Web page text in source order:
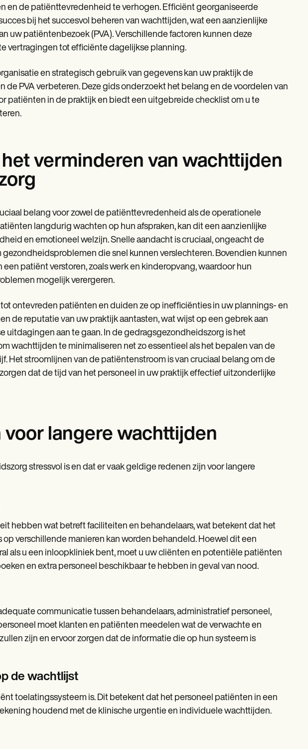
en de patiënttevredenheid te verhogen. Efficiënt georganiseerde
bij het succesvol beheren van wachttijden, wat een aanzienlijke
uw patiëntenbezoek (PVA). Verschillende factoren kunnen deze
vertragingen tot efficiënte dagelijkse planning.
en strategisch gebruik van gegevens kan uw praktijk de
PVA verbeteren. Deze gids onderzoekt het belang en de voordelen van
patiënten in de praktijk en biedt een uitgebreide checklist om u te
verminderen van wachttijden
belang voor zowel de patiënttevredenheid als de operationele
langdurig wachten op hun afspraken, kan dit een aanzienlijke
en emotioneel welzijn. Snelle aandacht is cruciaal, ongeacht de
die snel kunnen verslechteren. Bovendien kunnen
patiënt verstoren, zoals werk en kinderopvang, waardoor hun
mogelijk verergeren.
ontevreden patiënten en duiden ze op inefficiënties in uw plannings- en
de reputatie van uw praktijk aantasten, wat wijst op een gebrek aan
uitdagingen aan te gaan. In de gedragsgezondheidszorg is het
wachttijden te minimaliseren net zo essentieel als het bepalen van de
Het stroomlijnen van de patiëntenstroom is van cruciaal belang om de
dat de tijd van het personeel in uw praktijk effectief uitzonderlijke
langere wachttijden
stressvol is en dat er vaak geldige redenen zijn voor langere
hebben wat betreft faciliteiten en behandelaars, wat betekent dat het
verschillende manieren kan worden behandeld. Hoewel dit een
als u een inloopkliniek bent, moet u uw cliënten en potentiële patiënten
en extra personeel beschikbaar te hebben in geval van nood.
communicatie tussen behandelaars, administratief personeel,
moet klanten en patiënten meedelen wat de verwachte en
zijn en ervoor zorgen dat de informatie die op hun systeem is
de wachtlijst
toelatingssysteem is. Dit betekent dat het personeel patiënten in een
houdend met de klinische urgentie en individuele wachttijden.